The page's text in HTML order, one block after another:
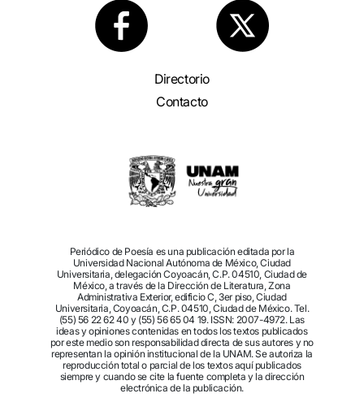
Directorio
Contacto
Periódico de Poesía es una publicación editada por la
Universidad Nacional Autónoma de México, Ciudad
Universitaria, delegación Coyoacán, C.P. 04510, Ciudad de
México, a través de la Dirección de Literatura, Zona
Administrativa Exterior, edificio C, 3er piso, Ciudad
Universitaria, Coyoacán, C.P. 04510, Ciudad de México. Tel.
(55) 56 22 62 40 y (55) 56 65 04 19. ISSN: 2007-4972. Las
ideas y opiniones contenidas en todos los textos publicados
por este medio son responsabilidad directa de sus autores y no
representan la opinión institucional de la UNAM. Se autoriza la
reproducción total o parcial de los textos aquí publicados
siempre y cuando se cite la fuente completa y la dirección
electrónica de la publicación.